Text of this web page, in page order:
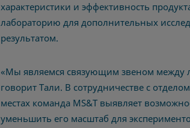
характеристики и эффективность
лабораторию для дополнительных
результатом.
«Мы являемся связующим звеном между
говорит Тали. В сотрудничестве с
местах команда MS&T выявляет
уменьшить его масштаб для